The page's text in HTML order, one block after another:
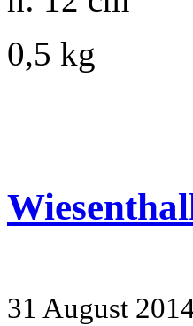
0,5 kg
31 August